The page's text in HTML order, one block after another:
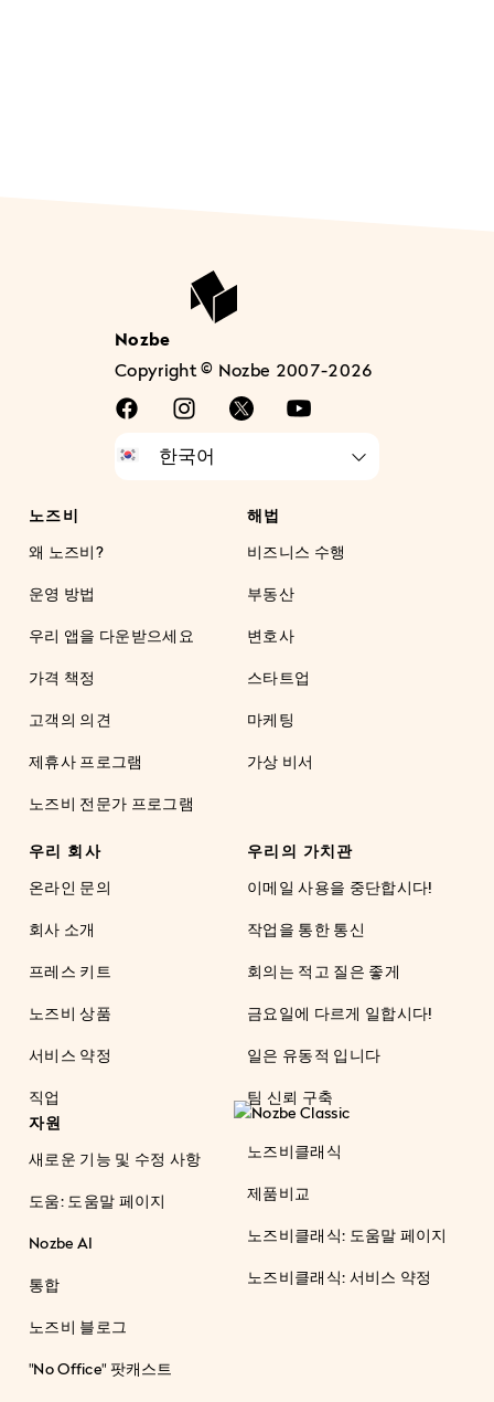
Nozbe
Copyright © Nozbe 2007-2026
노즈비
왜 노즈비?
운영 방법
우리 앱을 다운받으세요
가격 책정
고객의 의견
제휴사 프로그램
노즈비 전문가 프로그램
해법
비즈니스 수행
부동산
변호사
스타트업
마케팅
가상 비서
우리 회사
온라인 문의
회사 소개
프레스 키트
노즈비 상품
서비스 약정
직업
우리의 가치관
이메일 사용을 중단합시다!
작업을 통한 통신
회의는 적고 질은 좋게
금요일에 다르게 일합시다!
일은 유동적 입니다
팀 신뢰 구축
자원
새로운 기능 및 수정 사항
도움: 도움말 페이지
Nozbe AI
통합
노즈비 블로그
"No Office" 팟캐스트
노즈비클래식
제품비교
노즈비클래식: 도움말 페이지
노즈비클래식: 서비스 약정